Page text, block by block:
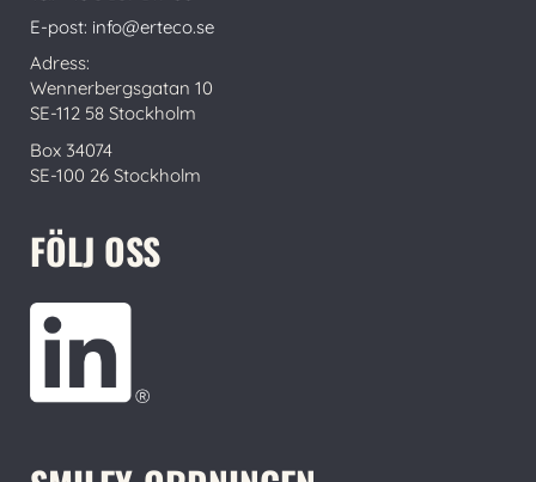
E-post: info@erteco.se
Adress:
Wennerbergsgatan 10
SE-112 58 Stockholm
Box 34074
SE-100 26 Stockholm
FÖLJ OSS